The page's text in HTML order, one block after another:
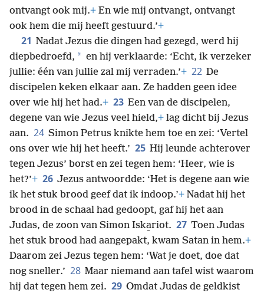
ontvangt ook mij.+ En wie mij ontvangt, ontvangt
ook hem die mij heeft gestuurd.’+
21 Nadat Jezus die dingen had gezegd, werd hij
diepbedroefd, * en hij verklaarde: ‘Echt, ik verzeker
jullie: één van jullie zal mij verraden.’+ 22 De
discipelen keken elkaar aan. Ze hadden geen idee
over wie hij het had.+ 23 Een van de discipelen,
degene van wie Jezus veel hield,+ lag dicht bij Jezus
aan. 24 Simon Petrus knikte hem toe en zei: ‘Vertel
ons over wie hij het heeft.’ 25 Hij leunde achterover
tegen Jezus’ borst en zei tegen hem: ‘Heer, wie is
het?’+ 26 Jezus antwoordde: ‘Het is degene aan wie
ik het stuk brood geef dat ik indoop.’+ Nadat hij het
brood in de schaal had gedoopt, gaf hij het aan
Judas, de zoon van Simon Iska̱riot. 27 Toen Judas
het stuk brood had aangepakt, kwam Satan in hem.+
Daarom zei Jezus tegen hem: ‘Wat je doet, doe dat
nog sneller.’ 28 Maar niemand aan tafel wist waarom
hij dat tegen hem zei. 29 Omdat Judas de geldkist